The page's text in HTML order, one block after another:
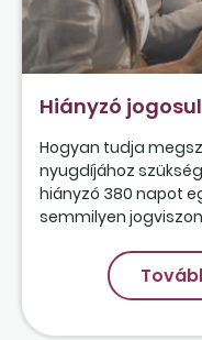
Hiányzó
Hogyan tudja
nyugdíjához
hiányzó 380 napot
semmilyen